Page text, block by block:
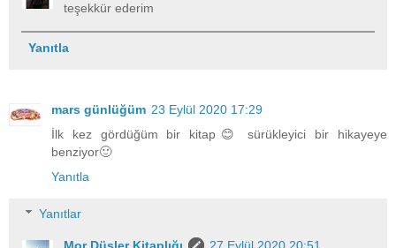
teşekkür ederim
Yanıtla
mars günlüğüm 23 Eylül 2020 17:29
İlk kez gördüğüm bir kitap😊 sürükleyici bir hikayeye
benziyor🙂
Yanıtla
Yanıtlar